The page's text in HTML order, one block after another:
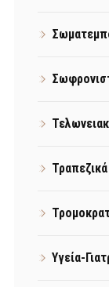
Υγεία-